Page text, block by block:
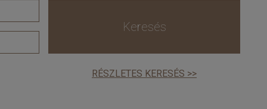
Keresés
RÉSZLETES KERESÉS >>